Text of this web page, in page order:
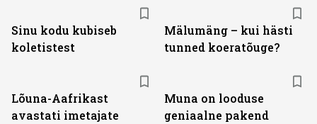
Sinu kodu kubiseb
koletistest
Mälumäng – kui hästi
tunned koeratõuge?
Lõuna-Aafrikast
avastati imetajate
Muna on looduse
geniaalne pakend